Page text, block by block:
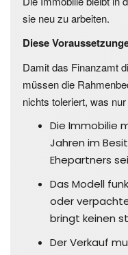
sie neu zu arbeiten.
Diese
Damit das Finanzamt
müssen die
nichts toleriert, was
Die Immobilie
Jahren im
Ehepartners
Das Modell
oder
bringt keinen
Der Verkauf